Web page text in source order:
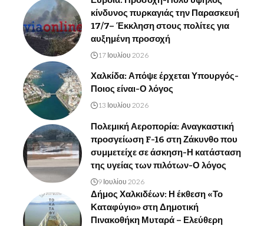
κίνδυνος πυρκαγιάς την Παρασκευή
17/7– Έκκληση στους πολίτες για
αυξημένη προσοχή
17 Ιουλίου 2026
Χαλκίδα: Απόψε έρχεται Υπουργός-
Ποιος είναι-Ο λόγος
13 Ιουλίου 2026
Πολεμική Αεροπορία: Αναγκαστική
προσγείωση F-16 στη Ζάκυνθο που
συμμετείχε σε άσκηση-Η κατάσταση
της υγείας των πιλότων-Ο λόγος
9 Ιουλίου 2026
Δήμος Χαλκιδέων: Η έκθεση «Το
Καταφύγιο» στη Δημοτική
Πινακοθήκη Μυταρά – Ελεύθερη